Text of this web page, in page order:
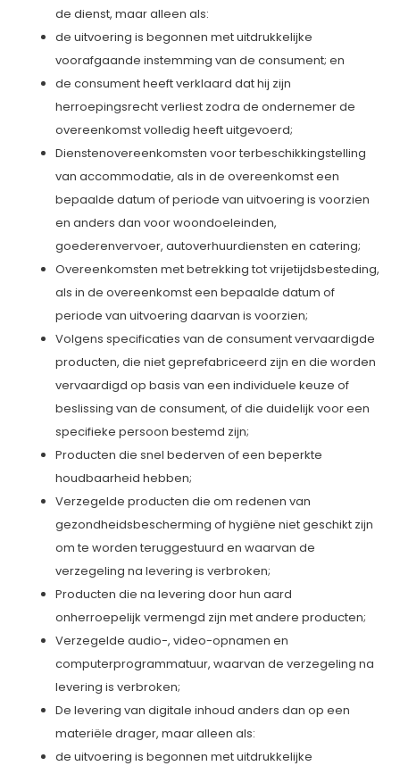
de dienst, maar alleen als:
de uitvoering is begonnen met uitdrukkelijke
voorafgaande instemming van de consument; en
de consument heeft verklaard dat hij zijn
herroepingsrecht verliest zodra de ondernemer de
overeenkomst volledig heeft uitgevoerd;
Dienstenovereenkomsten voor terbeschikkingstelling
van accommodatie, als in de overeenkomst een
bepaalde datum of periode van uitvoering is voorzien
en anders dan voor woondoeleinden,
goederenvervoer, autoverhuurdiensten en catering;
Overeenkomsten met betrekking tot vrijetijdsbesteding,
als in de overeenkomst een bepaalde datum of
periode van uitvoering daarvan is voorzien;
Volgens specificaties van de consument vervaardigde
producten, die niet geprefabriceerd zijn en die worden
vervaardigd op basis van een individuele keuze of
beslissing van de consument, of die duidelijk voor een
specifieke persoon bestemd zijn;
Producten die snel bederven of een beperkte
houdbaarheid hebben;
Verzegelde producten die om redenen van
gezondheidsbescherming of hygiëne niet geschikt zijn
om te worden teruggestuurd en waarvan de
verzegeling na levering is verbroken;
Producten die na levering door hun aard
onherroepelijk vermengd zijn met andere producten;
Verzegelde audio-, video-opnamen en
computerprogrammatuur, waarvan de verzegeling na
levering is verbroken;
De levering van digitale inhoud anders dan op een
materiële drager, maar alleen als:
de uitvoering is begonnen met uitdrukkelijke